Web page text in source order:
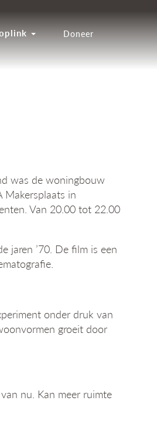
Doneer
was de woningbouw
Makersplaats in
Van 20.00 tot 22.00
jaren ’70. De film is een
onder druk van
groeit door
nu. Kan meer ruimte